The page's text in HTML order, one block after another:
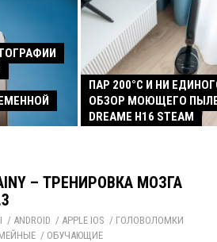
ПАР 200°C И НИ
ОБЗОР МОЮЩЕГО
DREAME H16 STEAM
– ТРЕНИРОВКА МОЗГА
/ ANDROID / APPLE IOS / ГОЛОВОЛОМКИ
/ ОБУЧАЮЩИЕ